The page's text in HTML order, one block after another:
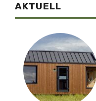
AKTUELL